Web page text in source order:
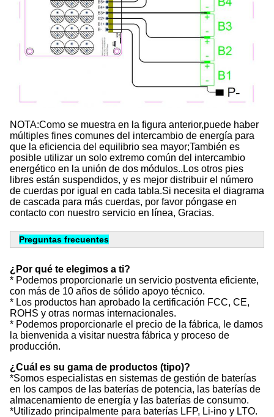
NOTA:Como se muestra en la figura anterior,puede haber
múltiples fines comunes del intercambio de energía para
que la eficiencia del equilibrio sea mayor;También es
posible utilizar un solo extremo común del intercambio
energético en la unión de dos módulos..Los otros pies
libres están suspendidos, y es mejor distribuir el número
de cuerdas por igual en cada tabla.Si necesita el diagrama
de cascada para más cuerdas, por favor póngase en
contacto con nuestro servicio en línea, Gracias.
Preguntas frecuentes
¿Por qué te elegimos a ti?
* Podemos proporcionarle un servicio postventa eficiente,
con más de 10 años de sólido apoyo técnico.
* Los productos han aprobado la certificación FCC, CE,
ROHS y otras normas internacionales.
* Podemos proporcionarle el precio de la fábrica, le damos
la bienvenida a visitar nuestra fábrica y proceso de
producción.
¿Cuál es su gama de productos (tipo)?
*Somos especialistas en sistemas de gestión de baterías
en los campos de las baterías de potencia, las baterías de
almacenamiento de energía y las baterías de consumo.
*Utilizado principalmente para baterías LFP, Li-ino y LTO.